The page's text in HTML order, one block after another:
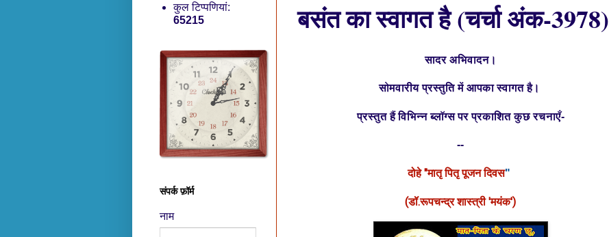
बसंत का स्वागत है (चर्चा अंक-3978)
सादर अभिवादन।
सोमवारीय प्रस्तुति में आपका स्वागत है।
प्रस्तुत हैं विभिन्न ब्लॉग्स पर प्रकाशित कुछ रचनाएँ-
--
दोहे "मातृ पितृ पूजन दिवस"
(डॉ.रूपचन्द्र शास्त्री 'मयंक')
कुल टिप्पणियां:
65215
संपर्क फ़ॉर्म
नाम